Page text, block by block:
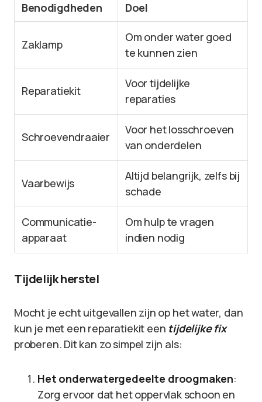
Benodigdheden Doel
Zaklamp
Om onder water goed
te kunnen zien
Reparatiekit
Voor tijdelijke
reparaties
Schroevendraaier
Voor het losschroeven
van onderdelen
Vaarbewijs
Altijd belangrijk, zelfs bij
schade
Communicatie-
apparaat
Om hulp te vragen
indien nodig
Tijdelijk herstel
Mocht je echt uitgevallen zijn op het water, dan
kun je met een reparatiekit een tijdelijke fix
proberen. Dit kan zo simpel zijn als:
Het onderwatergedeelte droogmaken:
Zorg ervoor dat het oppervlak schoon en